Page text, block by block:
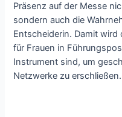
Präsenz auf der Messe
sondern auch die
Entscheiderin. Damit wird
für Frauen in
Instrument sind, um
Netzwerke zu erschließen.